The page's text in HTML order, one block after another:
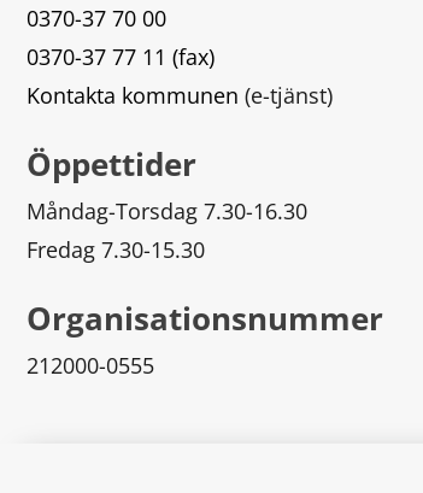
0370-37 70 00
0370-37 77 11 (fax)
Kontakta kommunen (e-tjänst)
Öppettider
Måndag-Torsdag 7.30-16.30
Fredag 7.30-15.30
Organisationsnummer
212000-0555